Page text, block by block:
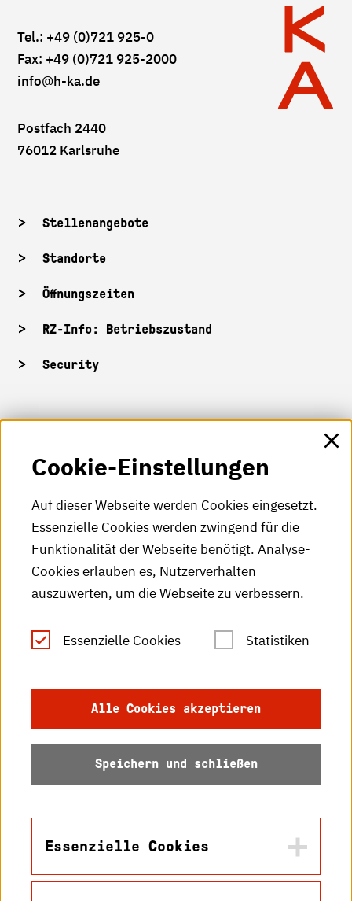
Tel.: +49 (0)721 925-0
Fax: +49 (0)721 925-2000
info@h-ka.de
Postfach 2440
76012 Karlsruhe
Stellenangebote
Standorte
Öffnungszeiten
RZ-Info: Betriebszustand
Security
HKA-Shop
HKA-Videos
HKA-Podcast
HKA-Publikationen
RSS-Feed
Leichte Sprache
Datenschutz
Barrierefreiheit
Cookie-Einstellungen
Auf dieser Webseite werden Cookies eingesetzt.
Essenzielle Cookies werden zwingend für die
Funktionalität der Webseite benötigt. Analyse-
Cookies erlauben es, Nutzerverhalten
auszuwerten, um die Webseite zu verbessern.
Essenzielle Cookies Statistiken
Alle Cookies akzeptieren
Speichern und schließen
Essenzielle Cookies